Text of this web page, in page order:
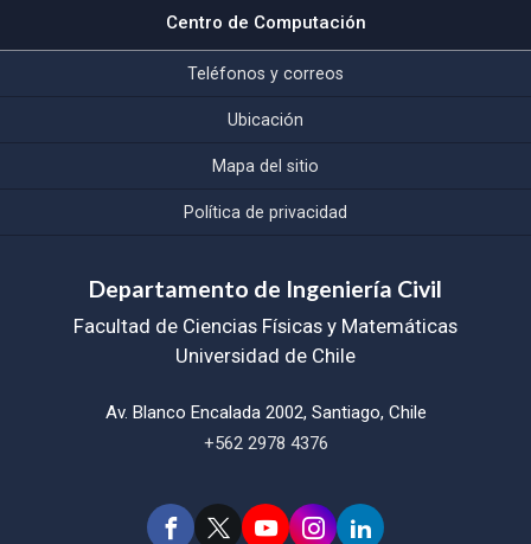
Centro de Computación
Teléfonos y correos
Ubicación
Mapa del sitio
Política de privacidad
Departamento de Ingeniería Civil
Facultad de Ciencias Físicas y Matemáticas
Universidad de Chile
Av. Blanco Encalada 2002, Santiago, Chile
+562 2978 4376